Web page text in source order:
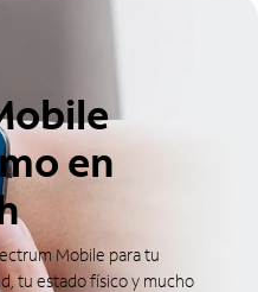
en
Mobile para tu
tu estado físico y mucho